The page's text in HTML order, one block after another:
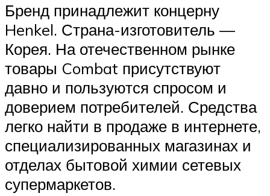
Бренд принадлежит концерну
Henkel. Страна-изготовитель —
Корея. На отечественном рынке
товары Combat присутствуют
давно и пользуются спросом и
доверием потребителей. Средства
легко найти в продаже в интернете,
специализированных магазинах и
отделах бытовой химии сетевых
супермаркетов.